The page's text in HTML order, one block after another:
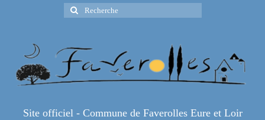
Rechercher
:
Site officiel - Commune de Faverolles Eure et Loir